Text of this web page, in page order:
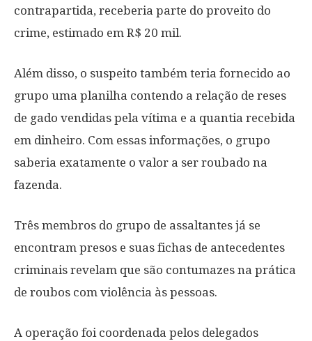
contrapartida, receberia parte do proveito do
crime, estimado em R$ 20 mil.
Além disso, o suspeito também teria fornecido ao
grupo uma planilha contendo a relação de reses
de gado vendidas pela vítima e a quantia recebida
em dinheiro. Com essas informações, o grupo
saberia exatamente o valor a ser roubado na
fazenda.
Três membros do grupo de assaltantes já se
encontram presos e suas fichas de antecedentes
criminais revelam que são contumazes na prática
de roubos com violência às pessoas.
A operação foi coordenada pelos delegados